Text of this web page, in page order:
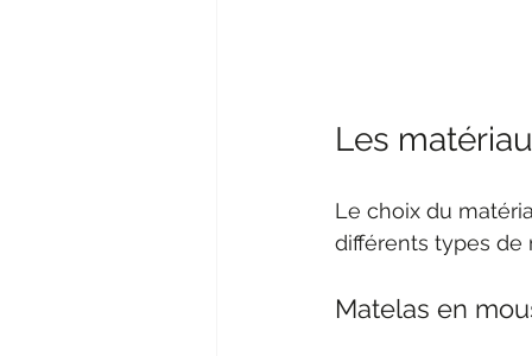
Les
Le choix du
différents types de
Matelas en